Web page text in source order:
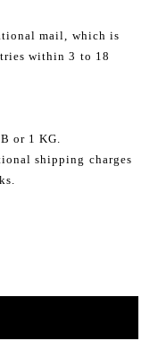
mail, which is
within 3 to 18
or 1 KG.
shipping charges